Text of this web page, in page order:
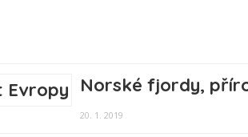
Norské fjordy,
20. 1. 2019